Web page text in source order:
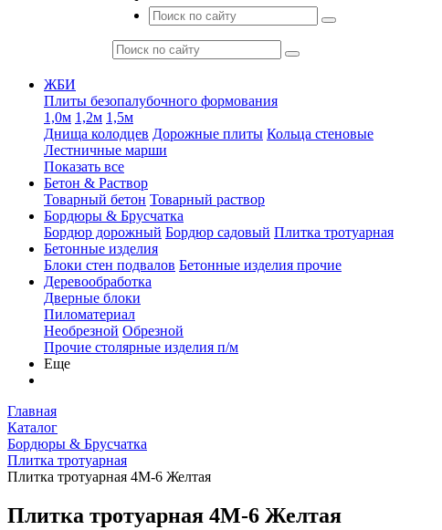
ЖБИ
Плиты безопалубочного формования
1,0м 1,2м 1,5м
Днища колодцев Дорожные плиты Кольца стеновые
Лестничные марши
Показать все
Бетон & Раствор
Товарный бетон Товарный раствор
Бордюры & Брусчатка
Бордюр дорожный Бордюр садовый Плитка тротуарная
Бетонные изделия
Блоки стен подвалов Бетонные изделия прочие
Деревообработка
Дверные блоки
Пиломатериал
Необрезной Обрезной
Прочие столярные изделия п/м
Еще
Главная
Каталог
Бордюры & Брусчатка
Плитка тротуарная
Плитка тротуарная 4М-6 Желтая
Плитка тротуарная 4М-6 Желтая